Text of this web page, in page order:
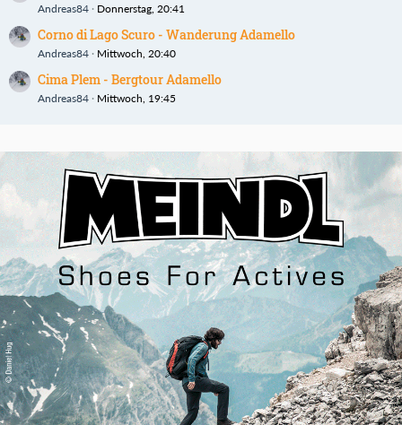
Andreas84 Donnerstag, 20:41
Corno di Lago Scuro - Wanderung Adamello
Andreas84 Mittwoch, 20:40
Cima Plem - Bergtour Adamello
Andreas84 Mittwoch, 19:45